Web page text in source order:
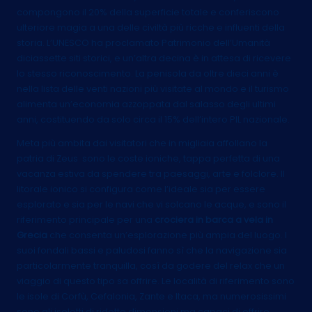
compongono il 20% della superficie totale e conferiscono
ulteriore magia a una delle civiltà più ricche e influenti della
storia. L’UNESCO ha proclamato Patrimonio dell’Umanità
diciassette siti storici, e un’altra decina è in attesa di ricevere
lo stesso riconoscimento. La penisola da oltre dieci anni è
nella lista delle venti nazioni più visitate al mondo e il turismo
alimenta un’economia azzoppata dal salasso degli ultimi
anni, costituendo da solo circa il 15% dell’intero PIL nazionale.
Meta più ambita dai visitatori che in migliaia affollano la
patria di Zeus sono le coste ioniche, tappa perfetta di una
vacanza estiva da spendere tra paesaggi, arte e folclore. Il
litorale ionico si configura come l’ideale sia per essere
esplorato e sia per le navi che vi solcano le acque, e sono il
riferimento principale per una crociera in barca a vela in
Grecia
che consenta un’esplorazione più ampia del luogo. I
suoi fondali bassi e paludosi fanno sì che la navigazione sia
particolarmente tranquilla, così da godere del relax che un
viaggio di questo tipo sa offrire. Le località di riferimento sono
le isole di Corfù, Cefalonia, Zante e Itaca, ma numerosissimi